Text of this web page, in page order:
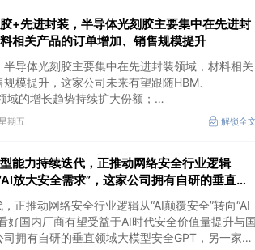
胶+先进封装，半导体光刻胶主要集中在先进封
相关产品的订单增加、销售规模提升
导体光刻胶主要集中在先进封装领域，材料相关
模提升，这家公司未来有望跟随HBM、
的增长趋势持续扩大份额；
家公司是深耕连接器国产核心骨干，高速互联产
AI服务器厂商，深度绑定华为供应链。
期五 解锁全文
能力持续迭代，正推动网络安全行业逻辑
放大安全需求”，这家公司拥有自研的垂直领
正推动网络安全行业逻辑从“AI颠覆安全”转向“AI
好国内厂商有望受益于AI时代安全价值量提升与国
拥有自研的垂直领域大模型安全GPT，另一家在